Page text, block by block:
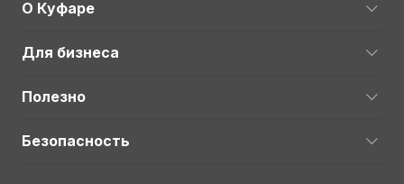
О Куфаре
Для бизнеса
Полезно
Безопасность